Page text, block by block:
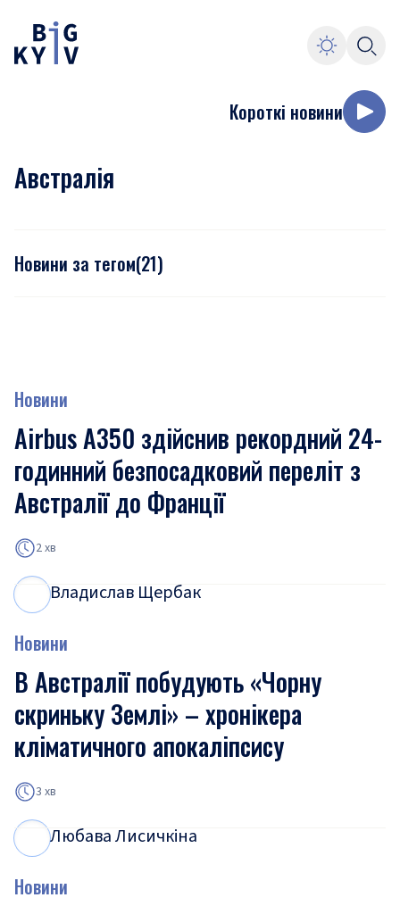
Короткі новини
Австралія
Новини за тегом(21)
Новини
Airbus A350 здійснив рекордний 24-
годинний безпосадковий переліт з
Австралії до Франції
2 хв
Владислав Щербак
Новини
В Австралії побудують «Чорну
скриньку Землі» – хронікера
кліматичного апокаліпсису
3 хв
Любава Лисичкіна
Новини